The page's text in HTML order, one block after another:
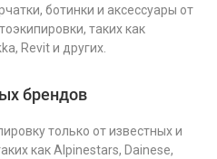
ботинки и аксессуары от
таких как
Revit и других.
брендов
только от известных и
как Alpinestars, Dainese,